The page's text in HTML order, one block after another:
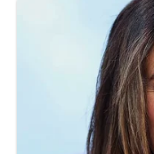
(10 Bewertung)